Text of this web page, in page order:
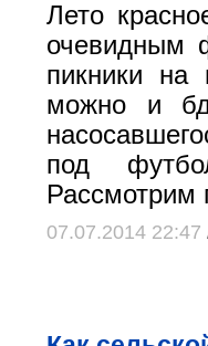
Лето
очевидным
пикники на
можно и
под
Рассмотрим
07.07.2014 22:47